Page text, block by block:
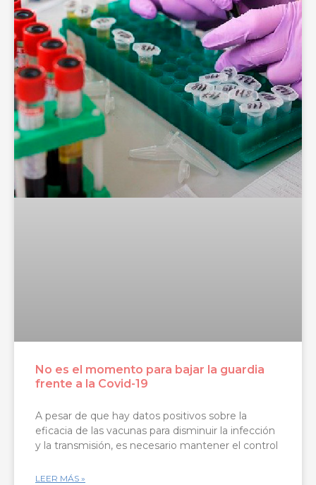
No es el momento para bajar la guardia
frente a la Covid-19
A pesar de que hay datos positivos sobre la
eficacia de las vacunas para disminuir la infección
y la transmisión, es necesario mantener el control
LEER MÁS »